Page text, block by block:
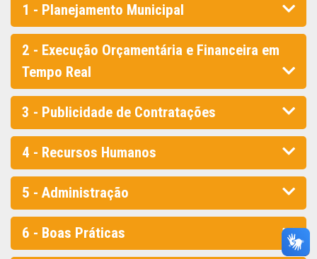
1 - Planejamento Municipal
2 - Execução Orçamentária e Financeira em
Tempo Real
3 - Publicidade de Contratações
4 - Recursos Humanos
5 - Administração
6 - Boas Práticas